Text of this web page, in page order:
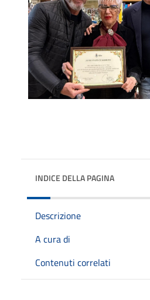
INDICE DELLA PAGINA
Descrizione
A cura di
Contenuti correlati